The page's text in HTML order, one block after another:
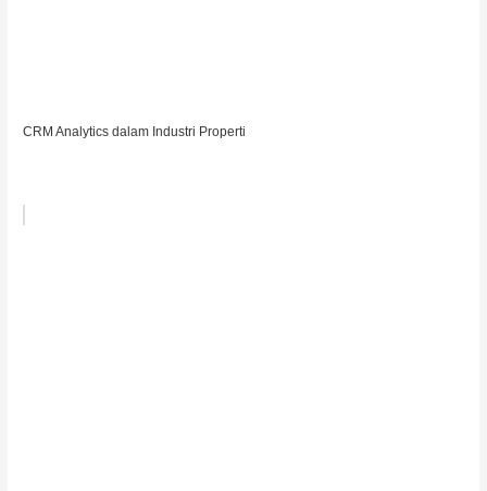
CRM Analytics dalam Industri Properti